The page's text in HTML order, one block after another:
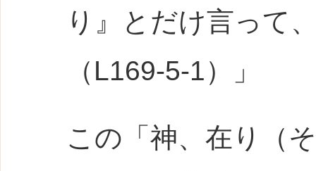
り』とだけ言って
（L169-5-1）」
この「神、在り（